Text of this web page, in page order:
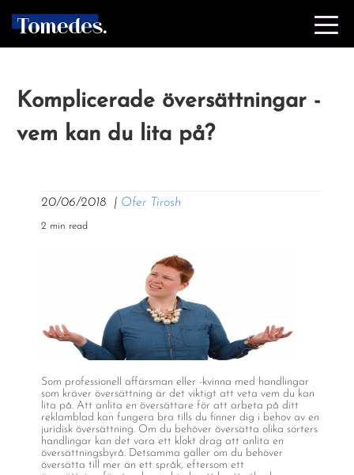
Komplicerade översättningar -
vem kan du lita på?
20/06/2018 | Ofer Tirosh
2 min read
Som professionell affärsman eller -kvinna med handlingar
som kräver översättning är det viktigt att veta vem du kan
lita på. Att anlita en översättare för att arbeta på ditt
reklamblad kan fungera bra tills du finner dig i behov av en
juridisk översättning. Om du behöver översätta olika sorters
handlingar kan det vara ett klokt drag att anlita en
översättningsbyrå. Detsamma gäller om du behöver
översätta till mer än ett språk, eftersom ett